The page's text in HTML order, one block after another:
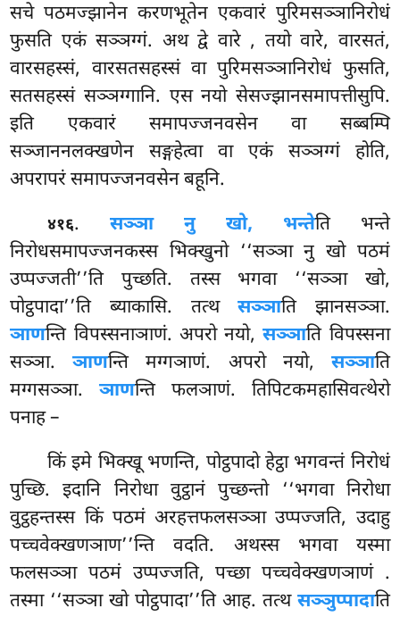
सचे पठमज्झानेन करणभूतेन एकवारं पुरिमसञ्ञानिरोधं
फुसति एकं सञ्ञग्गं. अथ द्वे वारे , तयो वारे, वारसतं,
वारसहस्सं, वारसतसहस्सं वा पुरिमसञ्ञानिरोधं फुसति,
सतसहस्सं सञ्ञग्गानि. एस नयो सेसज्झानसमापत्तीसुपि.
इति एकवारं समापज्जनवसेन वा सब्बम्पि
सञ्जाननलक्खणेन सङ्गहेत्वा वा एकं सञ्ञग्गं होति,
अपरापरं समापज्जनवसेन बहूनि.
४१६. सञ्ञा नु खो, भन्तेति भन्ते
निरोधसमापज्जनकस्स भिक्खुनो ‘‘सञ्ञा नु खो पठमं
उप्पज्जती’’ति पुच्छति. तस्स भगवा ‘‘सञ्ञा खो,
पोट्ठपादा’’ति ब्याकासि. तत्थसञ्ञाति झानसञ्ञा.
ञाणन्ति विपस्सनाञाणं. अपरो नयो,सञ्ञाति विपस्सना
सञ्ञा.ञाणन्ति मग्गञाणं. अपरो नयो, सञ्ञाति
मग्गसञ्ञा.ञाणन्ति फलञाणं. तिपिटकमहासिवत्थेरो
पनाह –
किं इमे भिक्खू भणन्ति, पोट्ठपादो हेट्ठा भगवन्तं निरोधं
पुच्छि. इदानि निरोधा वुट्ठानं पुच्छन्तो ‘‘भगवा निरोधा
वुट्ठहन्तस्स किं पठमं अरहत्तफलसञ्ञा उप्पज्जति, उदाहु
पच्चवेक्खणञाण’’न्ति वदति. अथस्स भगवा यस्मा
फलसञ्ञा पठमं उप्पज्जति, पच्छा पच्चवेक्खणञाणं .
तस्मा ‘‘सञ्ञा खो पोट्ठपादा’’ति आह. तत्थ सञ्ञुप्पादाति